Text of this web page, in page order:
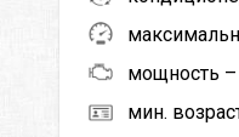
мощность –
мин.